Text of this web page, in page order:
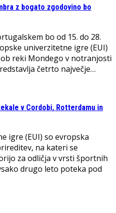
z bogato zgodovino bo
bo od 15. do 28.
univerzitetne igre (EUI)
ob reki Mondego v notranjosti
četrto največje…
v Cordobi, Rotterdamu in
igre (EUI) so evropska
na kateri se
za odličja v vrsti športnih
drugo leto poteka pod